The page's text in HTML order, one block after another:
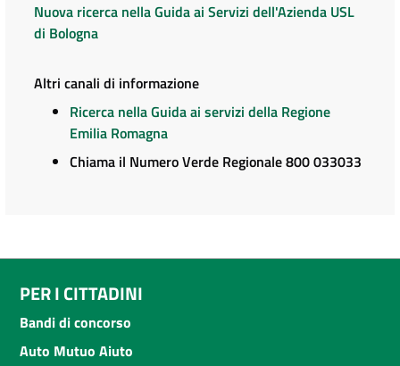
Nuova ricerca nella Guida ai Servizi dell'Azienda USL
di Bologna
Altri canali di informazione
Ricerca nella Guida ai servizi della Regione
Emilia Romagna
Chiama il Numero Verde Regionale 800 033033
PER I CITTADINI
Bandi di concorso
Auto Mutuo Aiuto